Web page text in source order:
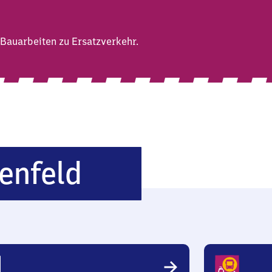
zu Ersatzverkehr.